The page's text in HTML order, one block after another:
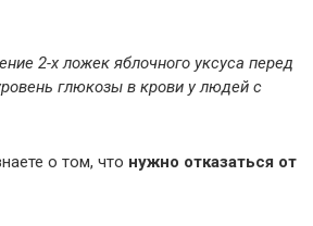
2-х ложек яблочного уксуса перед
глюкозы в крови у людей с
о том, что нужно отказаться от